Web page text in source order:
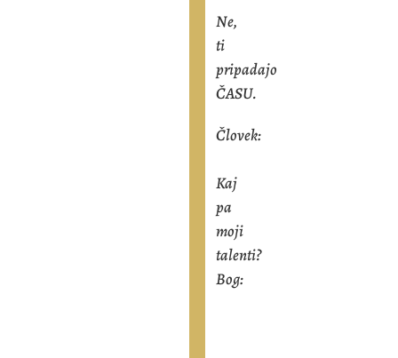
Ne,
ti
pripadajo
ČASU.
Človek:
Kaj
pa
moji
talenti?
Bog: